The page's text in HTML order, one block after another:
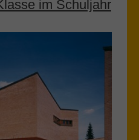
im Schuljahr